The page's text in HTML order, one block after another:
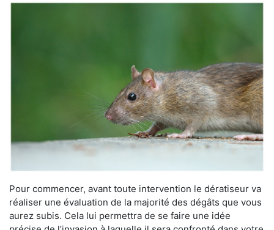
Pour commencer, avant toute intervention le dératiseur va
réaliser une évaluation de la majorité des dégâts que vous
aurez subis. Cela lui permettra de se faire une idée